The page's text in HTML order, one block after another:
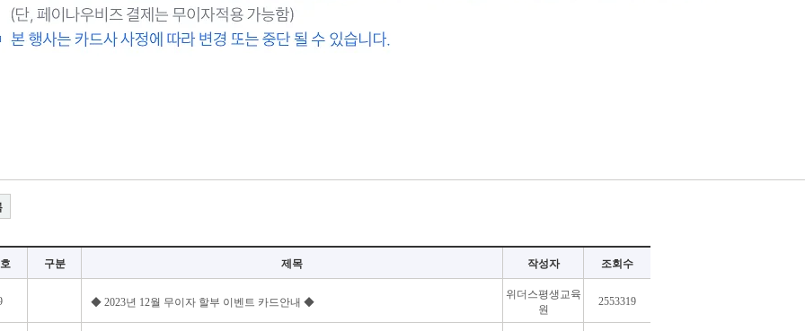
구분 제목 작성자 조회수
◆ 2023년 12월 무이자 할부 이벤트 카드안내 ◆
위더스평생교육
원
2553319